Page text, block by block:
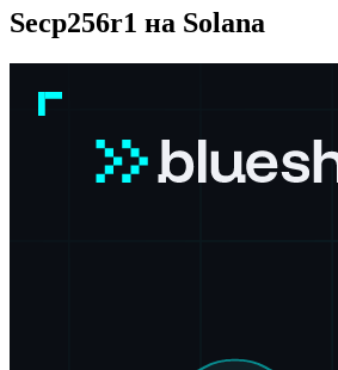
Secp256r1 на Solana